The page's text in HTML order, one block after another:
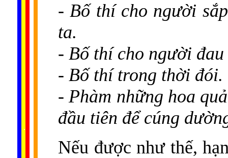
.
- Bố thí cho người
ta.
- Bố thí cho người đau
- Bố thí trong thời đói.
- Phàm những hoa
đầu tiên để cúng
Nếu được như thế,